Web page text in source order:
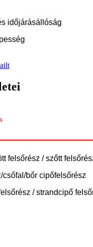
időjárásállóság
felsőrész / szőtt
csőfal/bőr cipőfelsőrész
/ strandcipő